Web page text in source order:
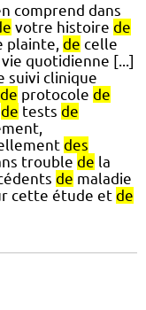
comprend dans
votre histoire de
plainte, de celle
vie quotidienne [...]
suivi clinique
de protocole de
de tests de
des
trouble de la
de maladie
cette étude et de